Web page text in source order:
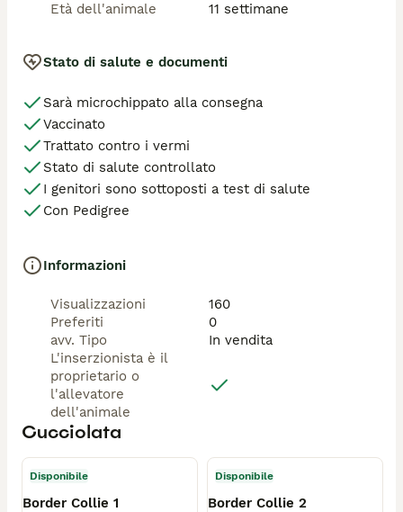
Età dell'animale
11 settimane
Stato di salute e documenti
Sarà microchippato alla consegna
Vaccinato
Trattato contro i vermi
Stato di salute controllato
I genitori sono sottoposti a test di salute
Con Pedigree
Informazioni
Visualizzazioni
160
Preferiti
0
avv. Tipo
In vendita
L'inserzionista è il
proprietario o
l'allevatore
dell'animale
Cucciolata
Disponibile
Border Collie 1
Disponibile
Border Collie 2